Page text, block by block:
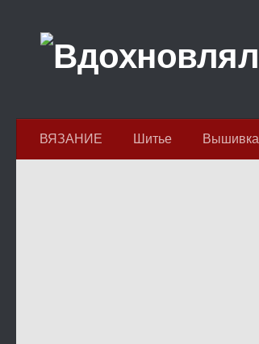
ВЯЗАНИЕ Шитье Вышивка